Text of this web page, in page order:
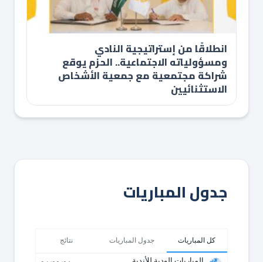
انطلاقًا من إستراتيجية النادي
ومسؤولياته الاجتماعية.. الحزم يوقع
شراكة مجتمعية مع جمعية الأشخاص
الاستثنائيين
جدول المباريات
كل المباريات جدول المباريات نتائج